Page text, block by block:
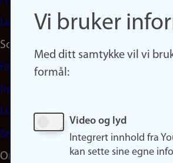
Ledige stillinger
Sosiale medier
Facebook
Instagram
LinkedIn
Snapchat
Om nettstedet
Vi bruker
Med ditt samtykke vil vi
formål:
Video og lyd
Integrert innhold fra
kan sette sine egne